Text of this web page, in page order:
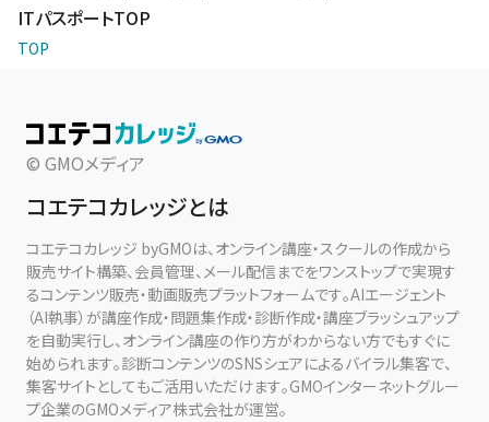
ITパスポートTOP
TOP
© GMOメディア
コエテコカレッジとは
コエテコカレッジ byGMOは、オンライン講座・スクールの作成から
販売サイト構築、会員管理、メール配信までをワンストップで実現す
るコンテンツ販売・動画販売プラットフォームです。AIエージェント
（AI執事）が講座作成・問題集作成・診断作成・講座ブラッシュアップ
を自動実行し、オンライン講座の作り方がわからない方でもすぐに
始められます。診断コンテンツのSNSシェアによるバイラル集客で、
集客サイトとしてもご活用いただけます。GMOインターネットグルー
プ企業のGMOメディア株式会社が運営。